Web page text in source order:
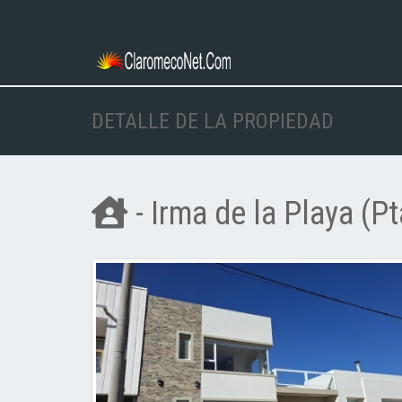
DETALLE DE LA PROPIEDAD
- Irma de la Playa